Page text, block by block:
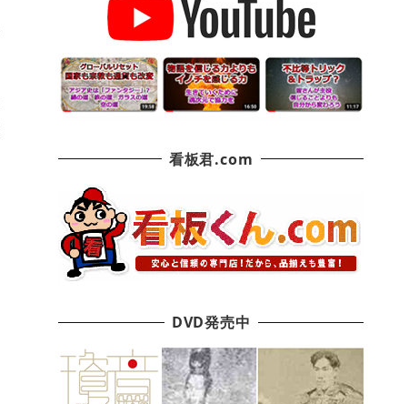
看板君.com
DVD発売中